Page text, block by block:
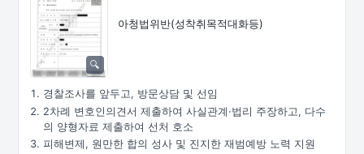
아청법위반(성착취목적대화등)
경찰조사를 앞두고, 방문상담 및 선임
2차례 변호인의견서 제출하여 사실관계·법리 주장하고, 다수
의 양형자료 제출하여 선처 호소
피해변제, 원만한 합의 성사 및 진지한 재범예방 노력 지원